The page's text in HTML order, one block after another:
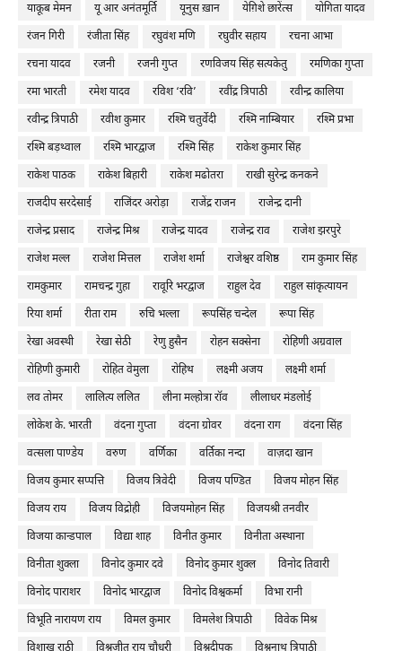
याकूब मेमन
यू आर अनंतमूर्ति यूनुस ख़ान येग़िशे छारेंत्स
योगिता यादव
रंजन गिरी
रंजीता सिंह रघुवंश मणि रघुवीर सहाय
रचना आभा
रचना यादव
रजनी रजनी गुप्त रणविजय सिंह सत्यकेतु
रमणिका गुप्ता
रमा भारती
रमेश यादव रविश ‘रवि’ रवींद्र त्रिपाठी
रवीन्द्र कालिया
रवीन्द्र त्रिपाठी
रवीश कुमार रश्मि चतुर्वेदी रश्मि नाम्बियार
रश्मि प्रभा
रश्मि बड़थ्वाल
रश्मि भारद्वाज रश्मि सिंह
राकेश कुमार सिंह
राकेश पाठक
राकेश बिहारी राकेश मढोतरा
राखी सुरेन्द्र कनकने
राजदीप सरदेसाई
राजिंदर अरोड़ा राजेंद्र राजन
राजेन्द्र दानी
राजेन्द्र प्रसाद
राजेन्द्र मिश्र राजेन्द्र यादव राजेन्द्र राव
राजेश झरपुरे
राजेश मल्ल
राजेश मित्तल राजेश शर्मा राजेश्वर वशिष्ठ
राम कुमार सिंह
रामकुमार
रामचन्द्र गुहा रावूरि भरद्वाज राहुल देव
राहुल सांकृत्यायन
रिया शर्मा
रीता राम रुचि भल्ला रूपसिंह चन्देल
रूपा सिंह
रेखा अवस्थी
रेखा सेठी रेणु हुसैन रोहन सक्सेना
रोहिणी अग्रवाल
रोहिणी कुमारी
रोहित वेमुला रोहिथ लक्ष्मी अजय
लक्ष्मी शर्मा
लव तोमर
लालित्य ललित लीना मल्होत्रा रॉव
लीलाधर मंडलोई
लोकेश के. भारती
वंदना गुप्ता वंदना ग्रोवर वंदना राग
वंदना सिंह
वत्सला पाण्डेय
वरुण वर्णिका वर्तिका नन्दा
वाज़दा खान
विजय कुमार सप्पत्ति
विजय त्रिवेदी विजय पण्डित
विजय मोहन सिंह
विजय राय
विजय विद्रोही विजयमोहन सिंह
विजयश्री तनवीर
विजया कान्डपाल
विद्या शाह विनीत कुमार
विनीता अस्थाना
विनीता शुक्ला
विनोद कुमार दवे विनोद कुमार शुक्ल
विनोद तिवारी
विनोद पाराशर
विनोद भारद्वाज विनोद विश्वकर्मा
विभा रानी
विभूति नारायण राय
विमल कुमार विमलेश त्रिपाठी
विवेक मिश्र
विशाख राठी
विश्वजीत राय चौधरी विश्वदीपक
विश्वनाथ त्रिपाठी